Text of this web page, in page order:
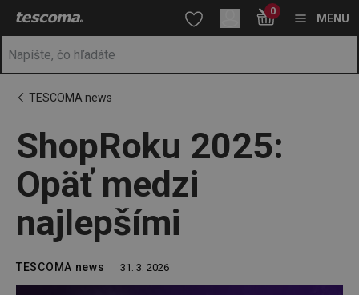
Nachádzate sa na stránke ShopRoku 2025: Opäť medzi
Prejsť na hlavný obsah
Prejsť na vyhľadávanie
Prejsť na navigáciu 0
MENU
TESCOMA news
ShopRoku 2025:
Opäť medzi
najlepšími
TESCOMA news 31. 3. 2026